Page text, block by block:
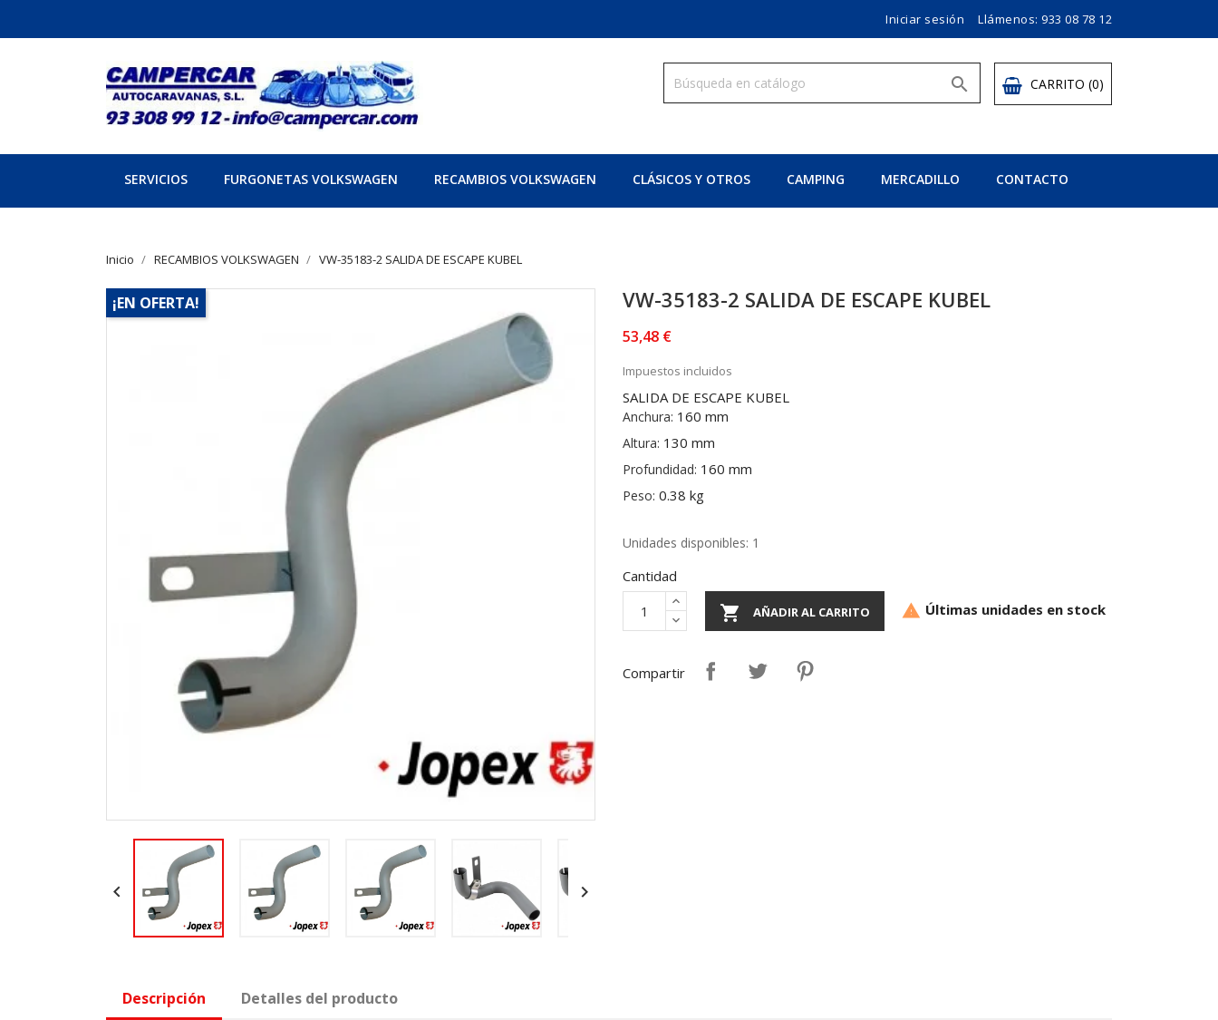
Iniciar sesión Llámenos: 933 08 78 12
CARRITO (0)

SERVICIOS FURGONETAS VOLKSWAGEN RECAMBIOS VOLKSWAGEN CLÁSICOS Y OTROS CAMPING MERCADILLO CONTACTO
Inicio RECAMBIOS VOLKSWAGEN VW-35183-2 SALIDA DE ESCAPE KUBEL
¡EN OFERTA!
 
VW-35183-2 SALIDA DE ESCAPE KUBEL
53,48 €
Impuestos incluidos
SALIDA DE ESCAPE KUBEL
Anchura: 160 mm
Altura: 130 mm
Profundidad: 160 mm
Peso: 0.38 kg
Unidades disponibles: 1
Cantidad
 AÑADIR AL CARRITO  Últimas unidades en stock
Compartir
Descripción Detalles del producto